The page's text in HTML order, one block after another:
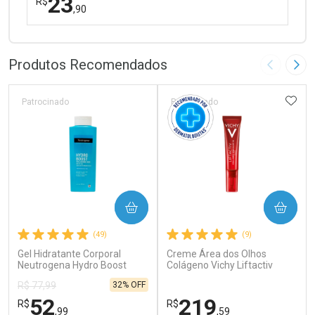
,90
Laboratório
Ativar Desconto
Comprar sem Desconto
Por Menos
Comprar sem Desconto
Produtos Recomendados Imagem
(49)
Gel Hidratante Corporal
Neutrogena Hydro Boost
Patrocinado
R$ 77,99
R$52,99
32% OFF
COMPRAR
(9)
Creme Área dos Olhos
Colágeno Vichy Liftactiv
Patrocinado
R$219,59
COMPRAR